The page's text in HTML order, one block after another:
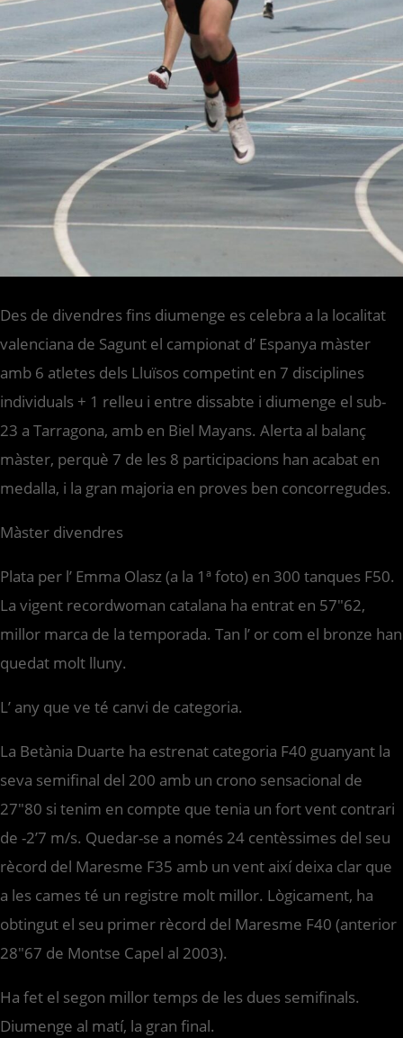
Des de divendres fins diumenge es celebra a la localitat
valenciana de Sagunt el campionat d’ Espanya màster
amb 6 atletes dels Lluïsos competint en 7 disciplines
individuals + 1 relleu i entre dissabte i diumenge el sub-
23 a Tarragona, amb en Biel Mayans. Alerta al balanç
màster, perquè 7 de les 8 participacions han acabat en
medalla, i la gran majoria en proves ben concorregudes.
Màster divendres
Plata per l’ Emma Olasz (a la 1ª foto) en 300 tanques F50.
La vigent recordwoman catalana ha entrat en 57″62,
millor marca de la temporada. Tan l’ or com el bronze han
quedat molt lluny.
L’ any que ve té canvi de categoria.
La Betània Duarte ha estrenat categoria F40 guanyant la
seva semifinal del 200 amb un crono sensacional de
27″80 si tenim en compte que tenia un fort vent contrari
de -2’7 m/s. Quedar-se a només 24 centèssimes del seu
rècord del Maresme F35 amb un vent així deixa clar que
a les cames té un registre molt millor. Lògicament, ha
obtingut el seu primer rècord del Maresme F40 (anterior
28″67 de Montse Capel al 2003).
Ha fet el segon millor temps de les dues semifinals.
Diumenge al matí, la gran final.